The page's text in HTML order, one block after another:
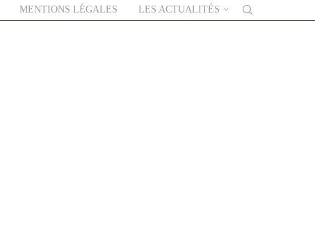
MENTIONS LÉGALES LES ACTUALITÉS